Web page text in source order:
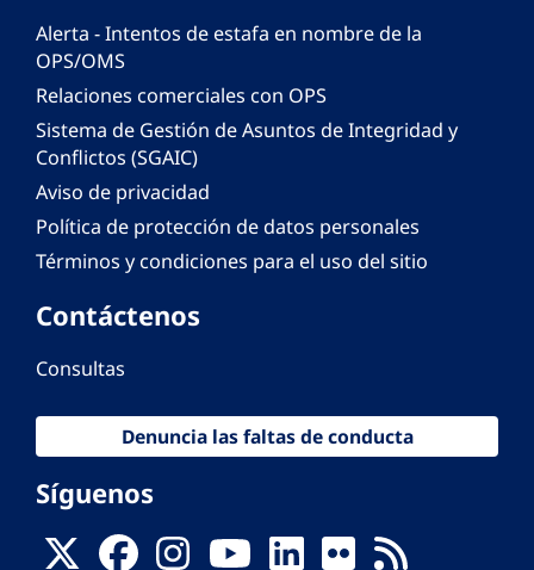
Alerta - Intentos de estafa en nombre de la
OPS/OMS
Relaciones comerciales con OPS
Sistema de Gestión de Asuntos de Integridad y
Conflictos (SGAIC)
Aviso de privacidad
Política de protección de datos personales
Términos y condiciones para el uso del sitio
Contáctenos
Consultas
Denuncia las faltas de conducta
Síguenos